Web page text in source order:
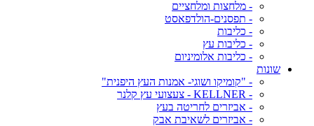
- מלחצות ומלחציים
- תפסנים-הולדפאסט
- כליבות
- כליבות עץ
- כליבות אלומיניום
שונות
- "קומיקו ושוגי- אמנות העץ היפנית"
- KELLNER - צעצועי עץ קלנר
- אביזרים לחריטה בעץ
- אביזרים לשאיבת אבק